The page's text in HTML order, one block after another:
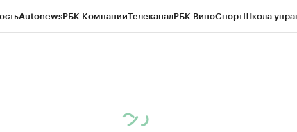
AutonewsРБК КомпанииТелеканалРБК ВиноСпортШкола